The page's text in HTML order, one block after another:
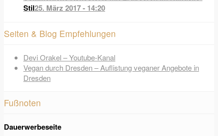
Stil25. März 2017 - 14:20
Seiten & Blog Empfehlungen
Devi Orakel – Youtube-Kanal
Vegan durch Dresden – Auflistung veganer Angebote in
Dresden
Fußnoten
Dauerwerbeseite